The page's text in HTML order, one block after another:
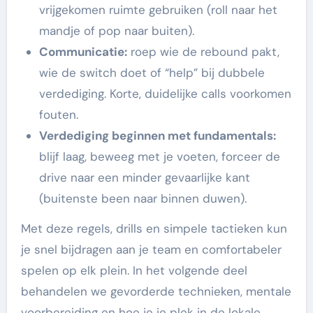
vrijgekomen ruimte gebruiken (roll naar het
mandje of pop naar buiten).
Communicatie:roep wie de rebound pakt,
wie de switch doet of “help” bij dubbele
verdediging. Korte, duidelijke calls voorkomen
fouten.
Verdediging beginnen met fundamentals:
blijf laag, beweeg met je voeten, forceer de
drive naar een minder gevaarlijke kant
(buitenste been naar binnen duwen).
Met deze regels, drills en simpele tactieken kun
je snel bijdragen aan je team en comfortabeler
spelen op elk plein. In het volgende deel
behandelen we gevorderde technieken, mentale